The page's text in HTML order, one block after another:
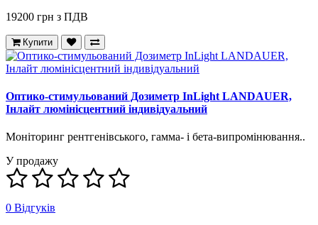
19200 грн з ПДВ
Купити
Оптико-стимульований Дозиметр InLight LANDAUER,
Інлайт люмінісцентний індивідуальний
Моніторинг рентгенівського, гамма- і бета-випромінювання..
У продажу
0 Відгуків